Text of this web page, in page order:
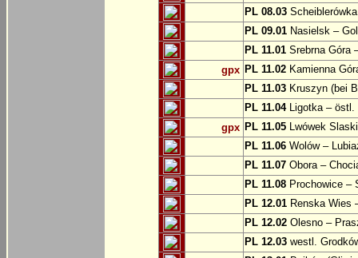
PL 08.03
PL 09.01 Nasielsk –
PL 11.01 Srebrna Góra
gpx PL 11.02 Kamienna
PL 11.03 Kruszyn (bei
PL 11.04Ligotka – östl.
gpx PL 11.05 Lwówek
PL 11.06 Wolów –
PL 11.07 Obora –
PL 11.08 Prochowice –
PL 12.01 Renska Wies
PL 12.02 Olesno –
PL 12.03 westl.